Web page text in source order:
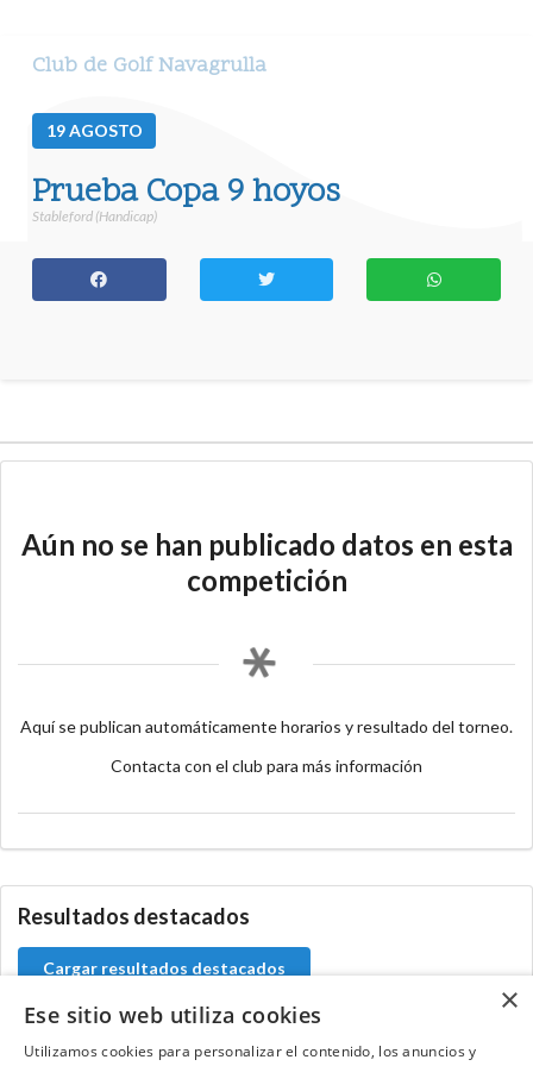
Club de Golf Navagrulla
19AGOSTO
Prueba Copa 9 hoyos
Stableford (Handicap)
Aún no se han publicado datos en esta
competición
Aquí se publican automáticamente horarios y resultado del torneo.
Contacta con el club para más información
Resultados destacados
Cargar resultados destacados
×
Ese sitio web utiliza cookies
Utilizamos cookies para personalizar el contenido, los anuncios y